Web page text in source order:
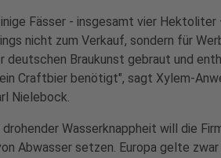
Fässer - insgesamt vier
nicht zum Verkauf, sondern für
deutschen Braukunst gebraut und
Craftbier benötigt", sagt Xylem-
Nielebock.
Wasserknappheit will die
Abwasser setzen. Europa gelte